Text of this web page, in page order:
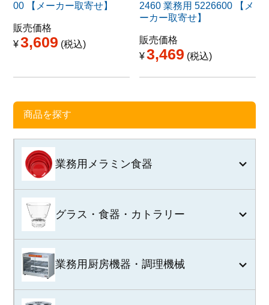
00 【メーカー取寄せ】
販売価格
¥3,609 税込
2460 業務用 5226600 【メ
ーカー取寄せ】
販売価格
¥3,469 税込
商品を探す
業務用メラミン食器
グラス・食器・カトラリー
業務用厨房機器・調理機械